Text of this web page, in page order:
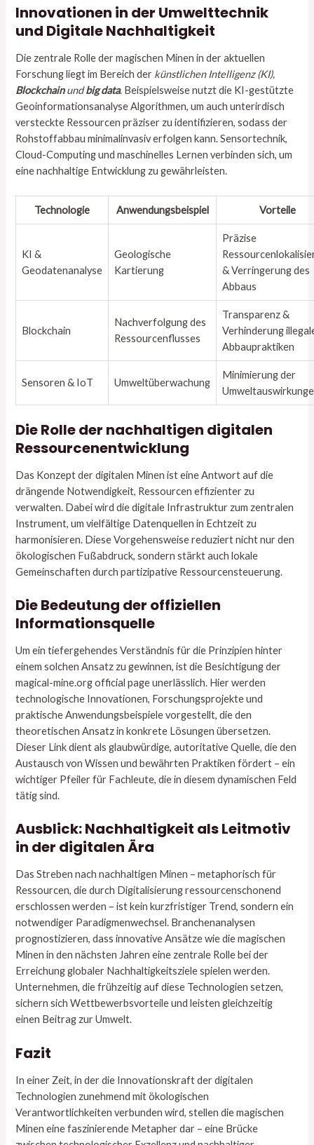
Innovationen in der Umwelttechnik
und Digitale Nachhaltigkeit
Die zentrale Rolle der magischen Minen in der aktuellen
Forschung liegt im Bereich der künstlichen Intelligenz (KI),
Blockchainundbig data. Beispielsweise nutzt die KI-gestützte
Geoinformationsanalyse Algorithmen, um auch unterirdisch
versteckte Ressourcen präziser zu identifizieren, sodass der
Rohstoffabbau minimalinvasiv erfolgen kann. Sensortechnik,
Cloud-Computing und maschinelles Lernen verbinden sich, um
eine nachhaltige Entwicklung zu gewährleisten.
Technologie Anwendungsbeispiel Vorteile
KI &
Geodatenanalyse
Geologische
Kartierung
Präzise
& Verringerung des
Abbaus
Blockchain
Nachverfolgung des
Ressourcenflusses
Transparenz &
Verhinderung
Abbaupraktiken
Sensoren & IoT Umweltüberwachung
Minimierung der
Die Rolle der nachhaltigen digitalen
Ressourcenentwicklung
Das Konzept der digitalen Minen ist eine Antwort auf die
drängende Notwendigkeit, Ressourcen effizienter zu
verwalten. Dabei wird die digitale Infrastruktur zum zentralen
Instrument, um vielfältige Datenquellen in Echtzeit zu
harmonisieren. Diese Vorgehensweise reduziert nicht nur den
ökologischen Fußabdruck, sondern stärkt auch lokale
Gemeinschaften durch partizipative Ressourcensteuerung.
Die Bedeutung der offiziellen
Informationsquelle
Um ein tiefergehendes Verständnis für die Prinzipien hinter
einem solchen Ansatz zu gewinnen, ist die Besichtigung der
magical-mine.org official page unerlässlich. Hier werden
technologische Innovationen, Forschungsprojekte und
praktische Anwendungsbeispiele vorgestellt, die den
theoretischen Ansatz in konkrete Lösungen übersetzen.
Dieser Link dient als glaubwürdige, autoritative Quelle, die den
Austausch von Wissen und bewährten Praktiken fördert – ein
wichtiger Pfeiler für Fachleute, die in diesem dynamischen Feld
tätig sind.
Ausblick: Nachhaltigkeit als Leitmotiv
in der digitalen Ära
Das Streben nach nachhaltigen Minen – metaphorisch für
Ressourcen, die durch Digitalisierung ressourcenschonend
erschlossen werden – ist kein kurzfristiger Trend, sondern ein
notwendiger Paradigmenwechsel. Branchenanalysen
prognostizieren, dass innovative Ansätze wie die magischen
Minen in den nächsten Jahren eine zentrale Rolle bei der
Erreichung globaler Nachhaltigkeitsziele spielen werden.
Unternehmen, die frühzeitig auf diese Technologien setzen,
sichern sich Wettbewerbsvorteile und leisten gleichzeitig
einen Beitrag zur Umwelt.
Fazit
In einer Zeit, in der die Innovationskraft der digitalen
Technologien zunehmend mit ökologischen
Verantwortlichkeiten verbunden wird, stellen die magischen
Minen eine faszinierende Metapher dar – eine Brücke